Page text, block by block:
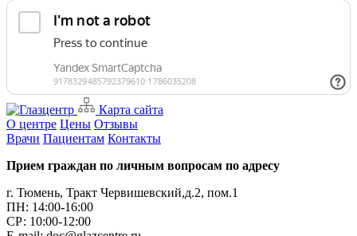
Карта сайта
О центре Цены Отзывы
Врачи Пациентам Контакты
Прием граждан по личным вопросам по адресу
г. Тюмень, Тракт Червишевский,д.2, пом.1
ПН: 14:00-16:00
CР: 10:00-12:00